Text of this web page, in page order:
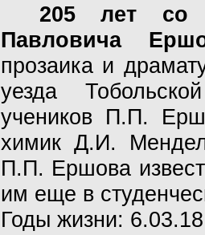
205 лет со
Павловича
прозаика и
уезда
учеников П.П.
химик Д.И.
П.П. Ершова
им еще в
Годы жизни: